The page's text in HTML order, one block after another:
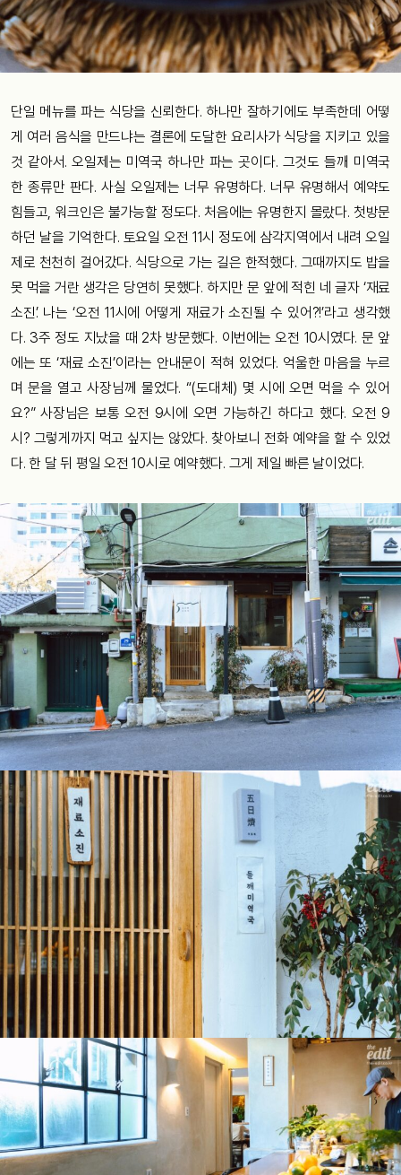
단일 메뉴를 파는 식당을 신뢰한다. 하나만 잘하기에도 부족한데 어떻
게 여러 음식을 만드냐는 결론에 도달한 요리사가 식당을 지키고 있을
것 같아서. 오일제는 미역국 하나만 파는 곳이다. 그것도 들깨 미역국
한 종류만 판다. 사실 오일제는 너무 유명하다. 너무 유명해서 예약도
힘들고, 워크인은 불가능할 정도다. 처음에는 유명한지 몰랐다. 첫방문
하던 날을 기억한다. 토요일 오전 11시 정도에 삼각지역에서 내려 오일
제로 천천히 걸어갔다. 식당으로 가는 길은 한적했다. 그때까지도 밥을
못 먹을 거란 생각은 당연히 못했다. 하지만 문 앞에 적힌 네 글자 ‘재료
소진’. 나는 ‘오전 11시에 어떻게 재료가 소진될 수 있어?!’라고 생각했
다. 3주 정도 지났을 때 2차 방문했다. 이번에는 오전 10시였다. 문 앞
에는 또 ‘재료 소진’이라는 안내문이 적혀 있었다. 억울한 마음을 누르
며 문을 열고 사장님께 물었다. “(도대체) 몇 시에 오면 먹을 수 있어
요?” 사장님은 보통 오전 9시에 오면 가능하긴 하다고 했다. 오전 9
시? 그렇게까지 먹고 싶지는 않았다. 찾아보니 전화 예약을 할 수 있었
다. 한 달 뒤 평일 오전 10시로 예약했다. 그게 제일 빠른 날이었다.